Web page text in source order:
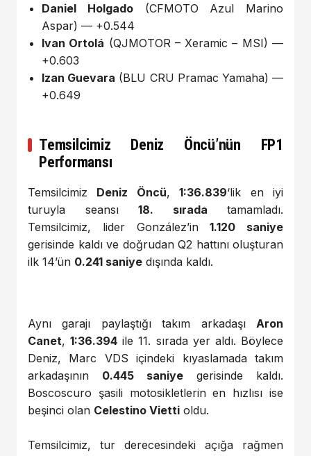
Daniel Holgado(CFMOTO Azul Marino
Aspar) — +0.544
Ivan Ortolá (QJMOTOR – Xeramic – MSI) —
+0.603
Izan Guevara (BLU CRU Pramac Yamaha) —
+0.649
Temsilcimiz Deniz Öncü’nün FP1
Performansı
Temsilcimiz Deniz Öncü,1:36.839‘lik en iyi
turuyla seansı 18. sırada tamamladı.
Temsilcimiz, lider González’in1.120 saniye
gerisinde kaldı ve doğrudan Q2 hattını oluşturan
ilk 14’ün 0.241 saniye dışında kaldı.
Aynı garajı paylaştığı takım arkadaşı Aron
Canet,1:36.394 ile 11. sırada yer aldı. Böylece
Deniz, Marc VDS içindeki kıyaslamada takım
arkadaşının 0.445 saniye gerisinde kaldı.
Boscoscuro şasili motosikletlerin en hızlısı ise
beşinci olan Celestino Vietti oldu.
Temsilcimiz, tur derecesindeki açığa rağmen